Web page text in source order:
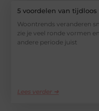
5 voordelen van tijdloos
Woontrends veranderen
zie je veel ronde vormen
andere periode juist
Lees verder ➜